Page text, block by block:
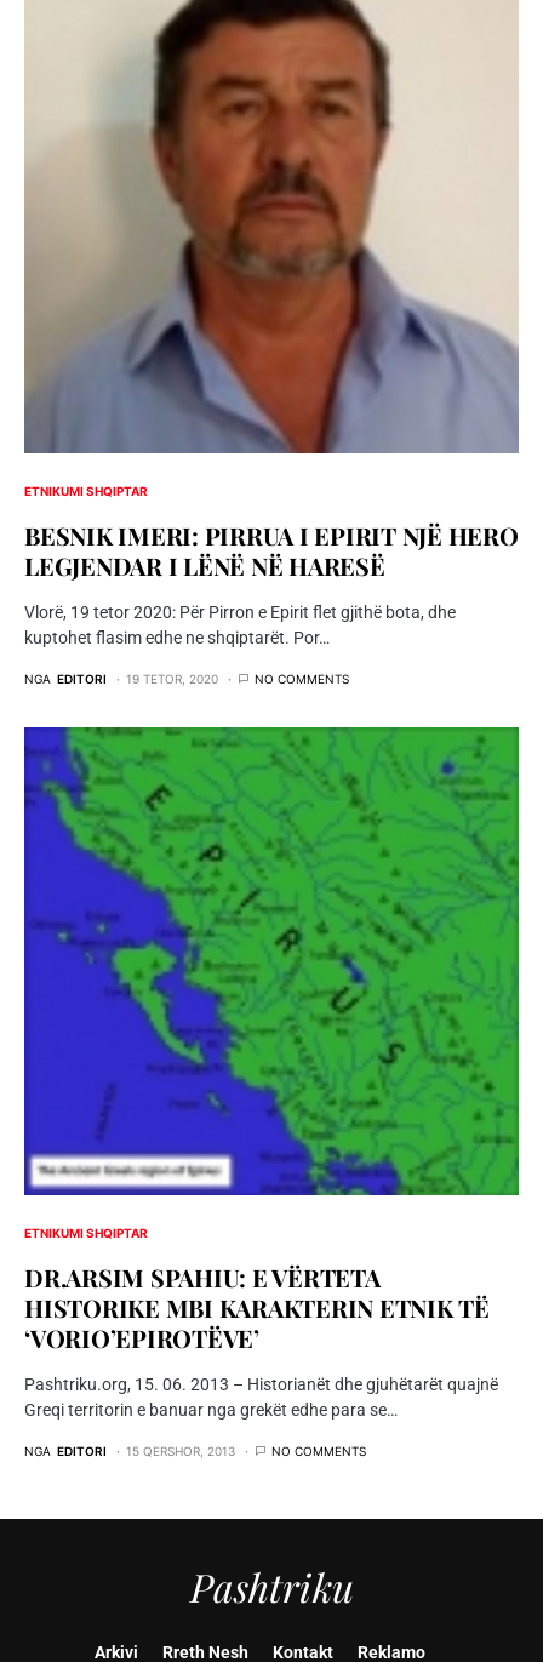
ETNIKUMI SHQIPTAR
BESNIK IMERI: PIRRUA I EPIRIT NJË HERO
LEGJENDAR I LËNË NË HARESË
Vlorë, 19 tetor 2020: Për Pirron e Epirit flet gjithë bota, dhe
kuptohet flasim edhe ne shqiptarët. Por…
NGA EDITORI 19 TETOR, 2020 NO COMMENTS
ETNIKUMI SHQIPTAR
DR.ARSIM SPAHIU: E VËRTETA
HISTORIKE MBI KARAKTERIN ETNIK TË
‘VORIO’EPIROTËVE’
Pashtriku.org, 15. 06. 2013 – Historianët dhe gjuhëtarët quajnë
Greqi territorin e banuar nga grekët edhe para se…
NGA EDITORI 15 QERSHOR, 2013 NO COMMENTS
Pashtriku
Arkivi Rreth Nesh Kontakt Reklamo